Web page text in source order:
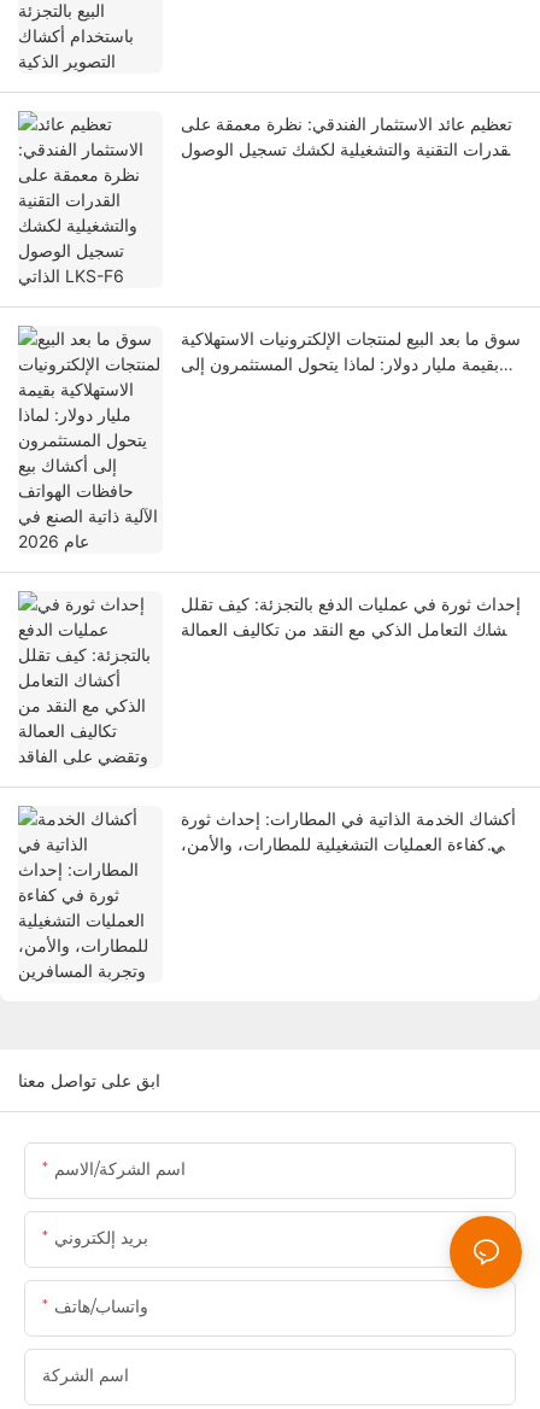
تعظيم عائد الاستثمار الفندقي: نظرة معمقة على
القدرات التقنية والتشغيلية لكشك تسجيل الوصول
سوق ما بعد البيع لمنتجات الإلكترونيات الاستهلاكية
بقيمة مليار دولار: لماذا يتحول المستثمرون إلى
إحداث ثورة في عمليات الدفع بالتجزئة: كيف تقلل
أكشاك التعامل الذكي مع النقد من تكاليف العمالة
أكشاك الخدمة الذاتية في المطارات: إحداث ثورة
في كفاءة العمليات التشغيلية للمطارات، والأمن،
ابق على تواصل معنا
اسم الشركة/الاسم
بريد إلكتروني
واتساب/هاتف
اسم الشركة